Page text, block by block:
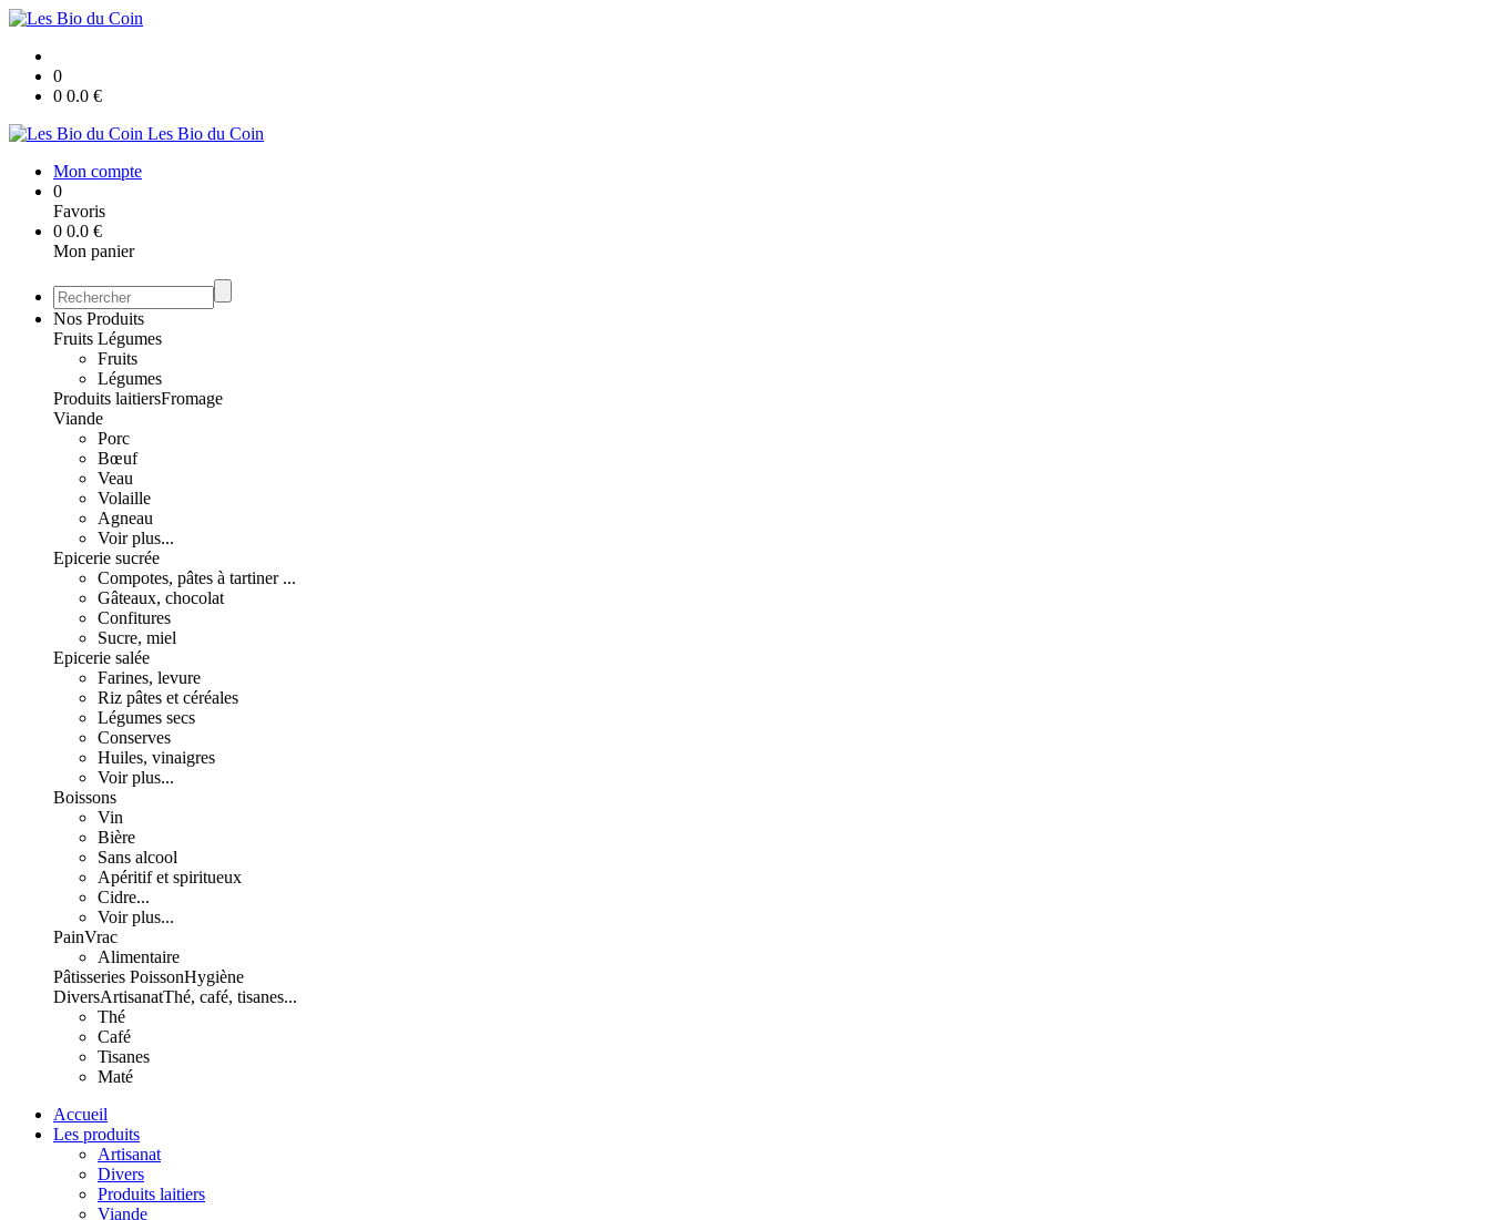
0
0 0.0 €
Les Bio du Coin
Mon compte
0
Favoris
0 0.0 €
Mon panier
Nos Produits
Fruits Légumes
Fruits
Légumes
Produits laitiersFromage
Viande
Porc
Bœuf
Veau
Volaille
Agneau
Voir plus...
Epicerie sucrée
Compotes, pâtes à tartiner ...
Gâteaux, chocolat
Confitures
Sucre, miel
Epicerie salée
Farines, levure
Riz pâtes et céréales
Légumes secs
Conserves
Huiles, vinaigres
Voir plus...
Boissons
Vin
Bière
Sans alcool
Apéritif et spiritueux
Cidre...
Voir plus...
PainVrac
Alimentaire
Pâtisseries PoissonHygiène
DiversArtisanatThé, café, tisanes...
Thé
Café
Tisanes
Maté
Accueil
Les produits
Artisanat
Divers
Produits laitiers
Viande